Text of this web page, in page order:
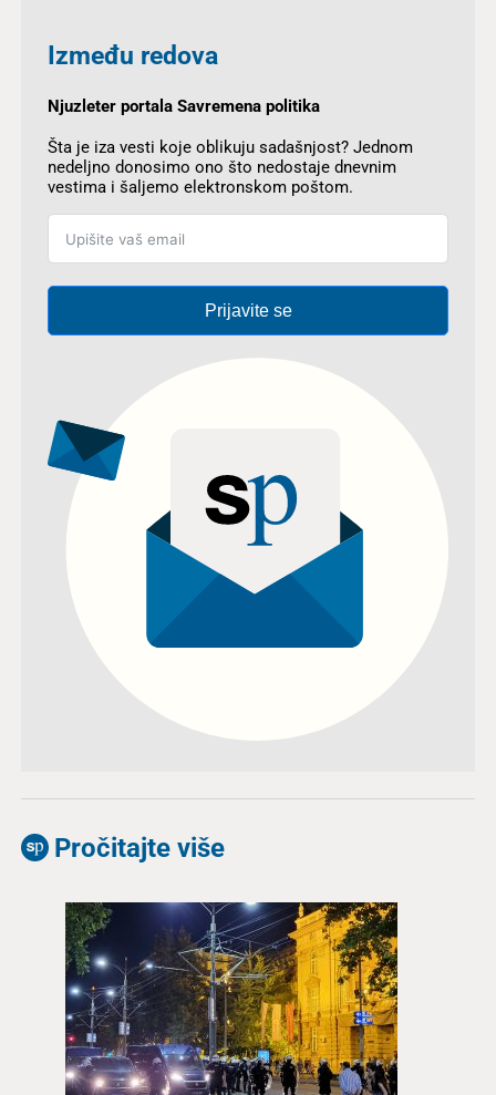
Između redova
Njuzleter portala Savremena politika
Šta je iza vesti koje oblikuju sadašnjost? Jednom
nedeljno donosimo ono što nedostaje dnevnim
vestima i šaljemo elektronskom poštom.
Prijavite se
Pročitajte više